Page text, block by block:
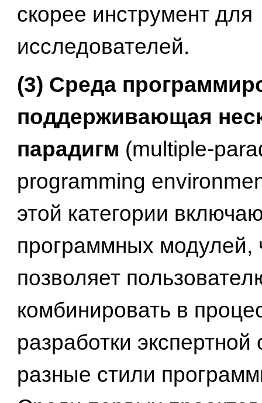
скорее инструмент для
исследователей.
(3) Среда
поддерживающая
парадигм (multiple-
programming
этой категории
программных модулей,
позволяет
комбинировать в
разработки
разные стили